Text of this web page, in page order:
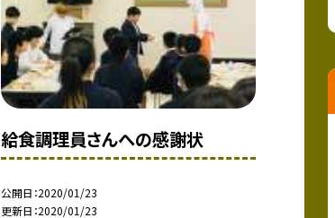
給食調理員さんへの感謝状
公開日 2020/01/23
更新日 2020/01/23